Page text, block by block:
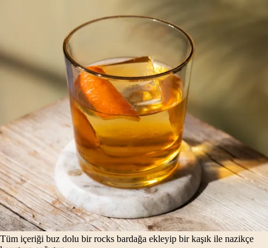
Tüm içeriği buz dolu bir rocks bardağa ekleyip bir kaşık ile nazikçe